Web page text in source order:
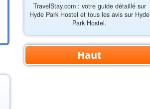
TravelStay.com : votre guide détaillé sur
Hyde Park Hostel et tous les avis sur Hyde
Park Hostel.
Haut